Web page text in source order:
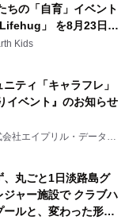
ちの「自育」イベント
」 を8月23日
Kids
ティ「キャラフレ」
イベント』のお知らせ
社エイプリル・データ・
、丸ごと1日淡路島グ
ジャー施設で クラブハ
ールと、変わった形の